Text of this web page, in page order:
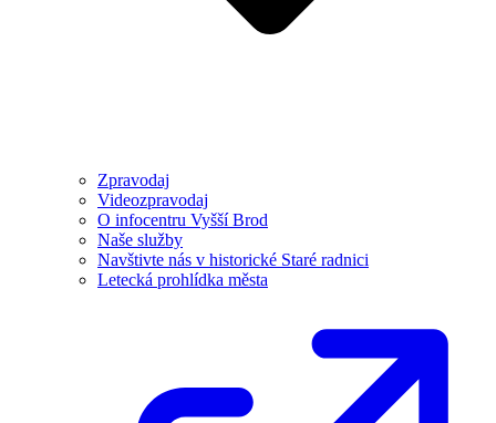
Zpravodaj
Videozpravodaj
O infocentru Vyšší Brod
Naše služby
Navštivte nás v historické Staré radnici
Letecká prohlídka města